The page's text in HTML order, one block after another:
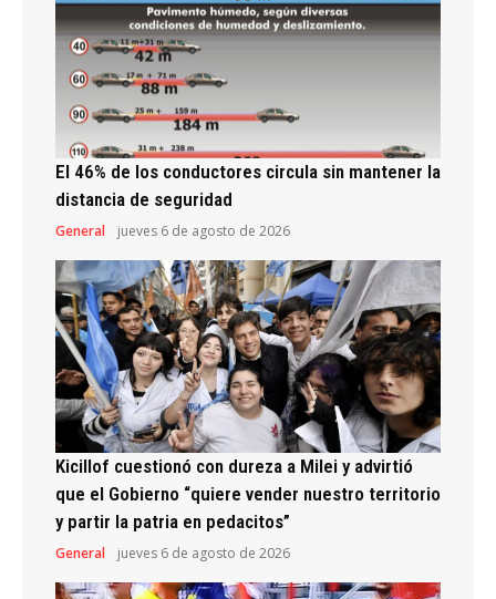
El 46% de los conductores circula sin mantener la
distancia de seguridad
General jueves 6 de agosto de 2026
Kicillof cuestionó con dureza a Milei y advirtió
que el Gobierno “quiere vender nuestro territorio
y partir la patria en pedacitos”
General jueves 6 de agosto de 2026